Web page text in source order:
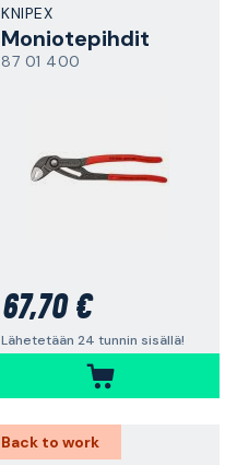
KNIPEX
Moniotepihdit
87 01 400
67,70 €
Lähetetään 24 tunnin sisällä!
Back to work